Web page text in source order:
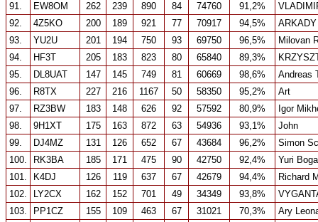
91.
EW8OM 262 239 890 84 74760 91,2%
92.
4Z5KO 200 189 921 77 70917 94,5%
ARKADY
93.
YU2U 201 194 750 93 69750 96,5%
Milovan
94.
HF3T 205 183 823 80 65840 89,3%
95.
DL8UAT 147 145 749 81 60669 98,6%
Andreas
96.
R8TX 227 216 1167 50 58350 95,2%
Art
97.
RZ3BW 183 148 626 92 57592 80,9%
Igor
98.
9H1XT 175 163 872 63 54936 93,1%
John
99.
DJ4MZ 131 126 652 67 43684 96,2%
Simon
100.
RK3BA 185 171 475 90 42750 92,4%
Yuri
101.
K4DJ 126 119 637 67 42679 94,4%
Richard
102.
LY2CX 162 152 701 49 34349 93,8%
103.
PP1CZ 155 109 463 67 31021 70,3%
Ary